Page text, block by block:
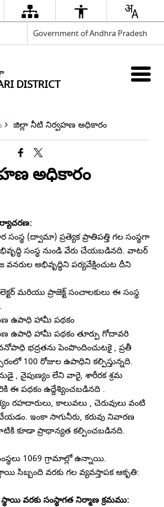
Government of Andhra Pradesh
DISTRICT
జిల్లా నీటి నిర్వహణ అధికారం
అధికారం
(ద్వామా) ప్రత్యెక ప్రాతిపత్తి గల సంస్థగా
సంస్థ నుండి వేరు చేయబడినది. వాటర్
అభివృద్ధిని పర్యవేక్షించుట దీని
మరియు ప్రాజెక్ట్ సంచాలకులు ఈ సంస్థ
ఉపాధి హామీ పథకం
హామీ పథకం తూర్పు గోదావరి
భద్రతను పెంపొందించుటకై , ప్రతీ
100 రోజుల ఉపాధిని కల్పిస్తున్నది.
, నైపుణ్యం లేని వారై, శారీరక శ్రమ
ఈ పథకం ఉద్దేశ్యించబడినది .
రహదారులు, కాలువలు , చెరువులు వంటి
ఇంకా సాగునీరు, కరువు నివారణ
కూడా ప్రాథాన్యత కల్పించబడినది.
1069 గ్రామాల్లో ఉన్నాయి.
సిబ్బంది వరకు గల వ్యవస్తాపక ఆకృతి:
వరకు సంస్థాగత నిర్మాణ క్రమము: